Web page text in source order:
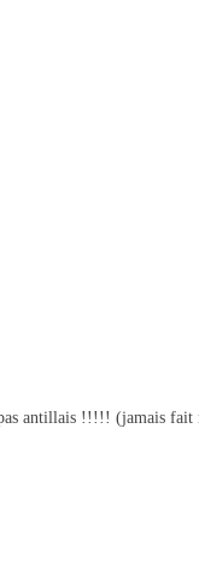
antillais !!!!! (jamais fait